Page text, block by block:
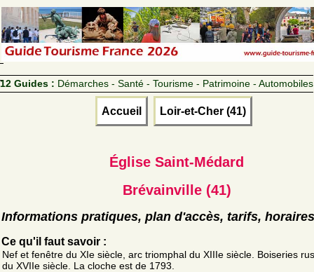
12 Guides : Démarches - Santé - Tourisme - Patrimoine - Automobiles
Accueil Loir-et-Cher (41)
Église Saint-Médard
Brévainville (41)
Informations pratiques, plan d'accès, tarifs, horaires
Ce qu'il faut savoir :
Nef et fenêtre du XIe siècle, arc triomphal du XIIIe siècle. Boiseries
du XVIIe siècle. La cloche est de 1793.